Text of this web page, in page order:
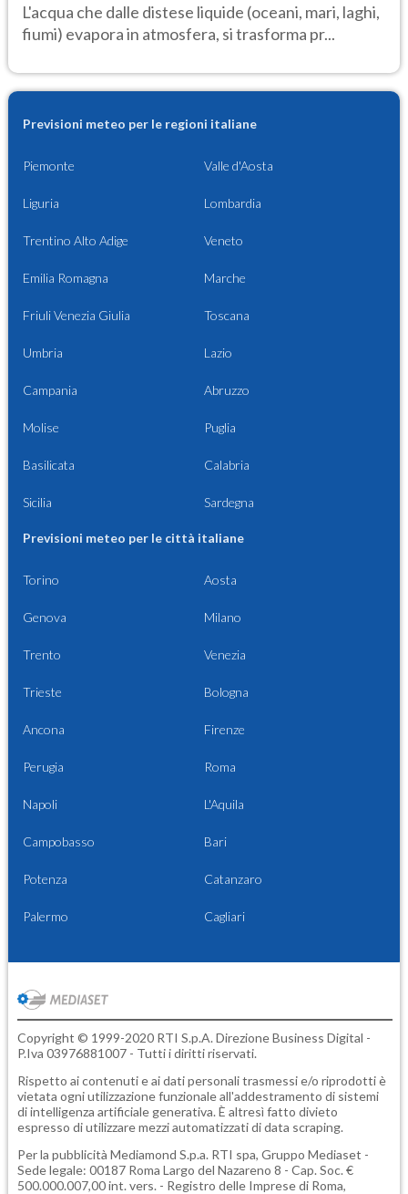
L'acqua che dalle distese liquide (oceani, mari, laghi,
fiumi) evapora in atmosfera, si trasforma pr...
Previsioni meteo per le regioni italiane
Piemonte Valle d'Aosta
Liguria Lombardia
Trentino Alto Adige Veneto
Emilia Romagna Marche
Friuli Venezia Giulia Toscana
Umbria Lazio
Campania Abruzzo
Molise Puglia
Basilicata Calabria
Sicilia Sardegna
Previsioni meteo per le città italiane
Torino Aosta
Genova Milano
Trento Venezia
Trieste Bologna
Ancona Firenze
Perugia Roma
Napoli L'Aquila
Campobasso Bari
Potenza Catanzaro
Palermo Cagliari
Copyright © 1999-2020 RTI S.p.A. Direzione Business Digital -
P.Iva 03976881007 - Tutti i diritti riservati.
Rispetto ai contenuti e ai dati personali trasmessi e/o riprodotti è
vietata ogni utilizzazione funzionale all'addestramento di sistemi
di intelligenza artificiale generativa. È altresì fatto divieto
espresso di utilizzare mezzi automatizzati di data scraping.
Per la pubblicità Mediamond S.p.a. RTI spa, Gruppo Mediaset -
Sede legale: 00187 Roma Largo del Nazareno 8 - Cap. Soc. €
500.000.007,00 int. vers. - Registro delle Imprese di Roma,